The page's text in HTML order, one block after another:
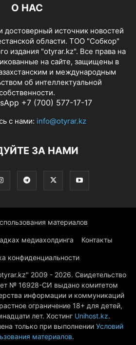
О НАС
достоверный источник новостей
области. ТОО "Собкор"
издания "otyrar.kz". Все права на
на сайте, защищены в
и международным
об интеллектуальной
+7 (700) 577-17-17
с нами: info@otyrar.kz
ЗА НАМИ
материалов
медиахолдинга Контакты
конфиденциальности
2009 - 2026. Свидетельство
№ 16928-СИ выдано комитетом
информации и коммуникаций
ограничение 18+ для детей,
лет. Хостинг Unihost.kz.
только при выполнении Условий
материалов.